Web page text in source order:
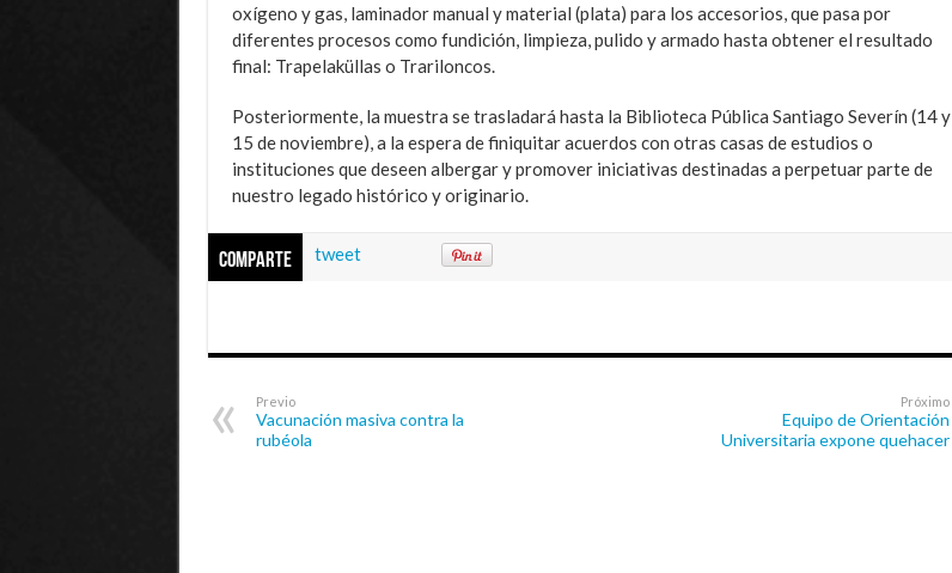
oxígeno y gas, laminador manual y material (plata) para los accesorios, que pasa por
diferentes procesos como fundición, limpieza, pulido y armado hasta obtener el resultado
final: Trapelaküllas o Trariloncos.
Posteriormente, la muestra se trasladará hasta la Biblioteca Pública Santiago Severín (14 y
15 de noviembre), a la espera de finiquitar acuerdos con otras casas de estudios o
instituciones que deseen albergar y promover iniciativas destinadas a perpetuar parte de
nuestro legado histórico y originario.
Comparte tweet
Previo
Vacunación masiva contra la
rubéola
Próximo
Equipo de Orientación
Universitaria expone quehacer